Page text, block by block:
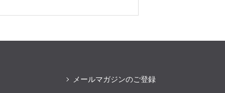
メールマガジンのご登録